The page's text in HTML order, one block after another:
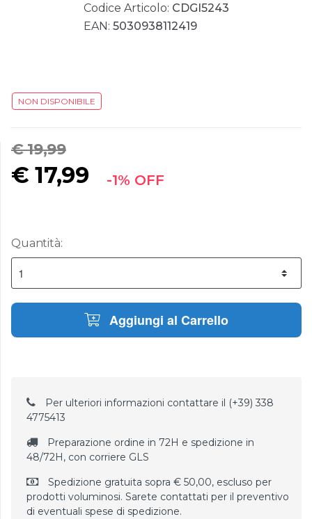
Codice Articolo: CDGI5243
EAN: 5030938112419
NON DISPONIBILE
€ 19,99
€17,99 -1% OFF
Quantità:
Aggiungi al Carrello
Per ulteriori informazioni contattare il (+39) 338
4775413
Preparazione ordine in 72H e spedizione in
48/72H, con corriere GLS
Spedizione gratuita sopra € 50,00, escluso per
prodotti voluminosi. Sarete contattati per il preventivo
di eventuali spese di spedizione.